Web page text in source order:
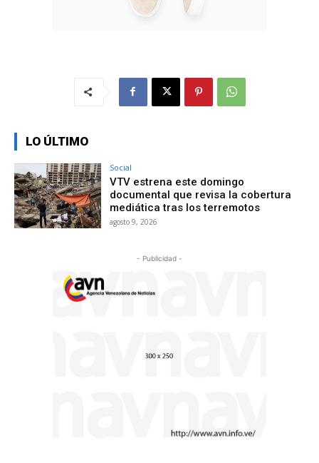
LO ÚLTIMO
Social
VTV estrena este domingo
documental que revisa la cobertura
mediática tras los terremotos
agosto 9, 2026
- Publicidad -